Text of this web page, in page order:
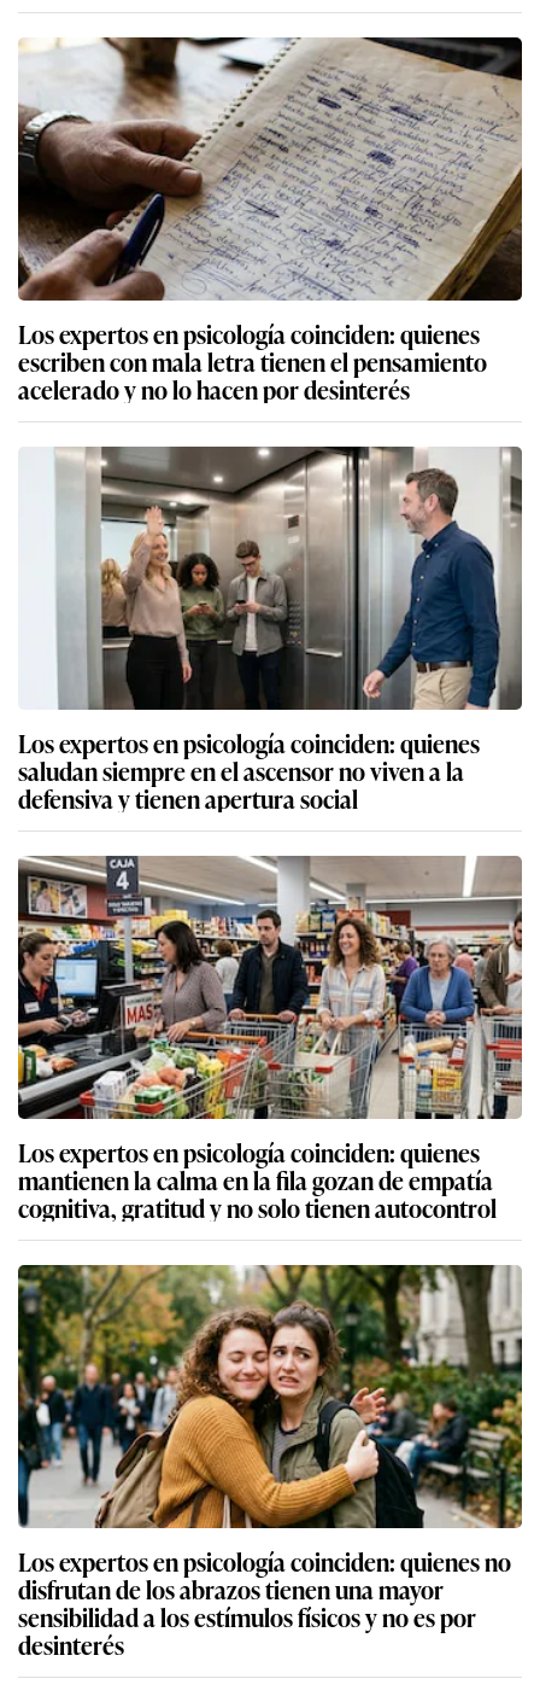
Los expertos en psicología coinciden: quienes
escriben con mala letra tienen el pensamiento
acelerado y no lo hacen por desinterés
Los expertos en psicología coinciden: quienes
saludan siempre en el ascensor no viven a la
defensiva y tienen apertura social
Los expertos en psicología coinciden: quienes
mantienen la calma en la fila gozan de empatía
cognitiva, gratitud y no solo tienen autocontrol
Los expertos en psicología coinciden: quienes no
disfrutan de los abrazos tienen una mayor
sensibilidad a los estímulos físicos y no es por
desinterés